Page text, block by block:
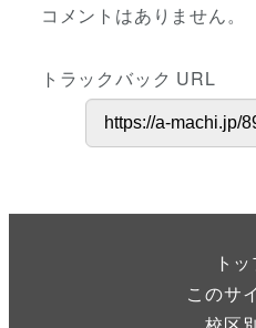
コメントはありません。
トラックバック URL
ト
このサ